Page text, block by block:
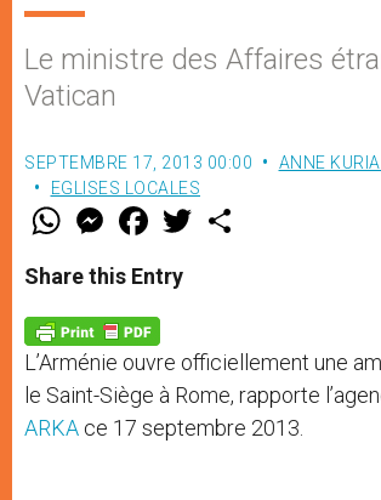
Le ministre des Affaires
Vatican
SEPTEMBRE 17, 2013 00:00
ANNE
EGLISES LOCALES
W
t
s
p
p
M
e
s
e
g
e
r
F
a
e
b
o
k
w
Share this Entry
L’Arménie ouvre officiellement une
le Saint-Siège à Rome, rapporte
ARKA ce 17 septembre 2013.